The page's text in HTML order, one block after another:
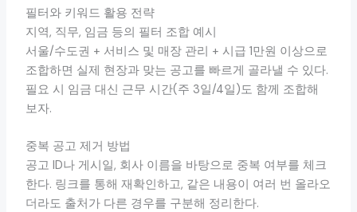
필터와 키워드 활용 전략
지역, 직무, 임금 등의 필터 조합 예시
서울/수도권 + 서비스 및 매장 관리 + 시급 1만원 이상으로
조합하면 실제 현장과 맞는 공고를 빠르게 골라낼 수 있다.
필요 시 임금 대신 근무 시간(주 3일/4일)도 함께 조합해
보자.
중복 공고 제거 방법
공고 ID나 게시일, 회사 이름을 바탕으로 중복 여부를 체크
한다. 링크를 통해 재확인하고, 같은 내용이 여러 번 올라오
더라도 출처가 다른 경우를 구분해 정리한다.